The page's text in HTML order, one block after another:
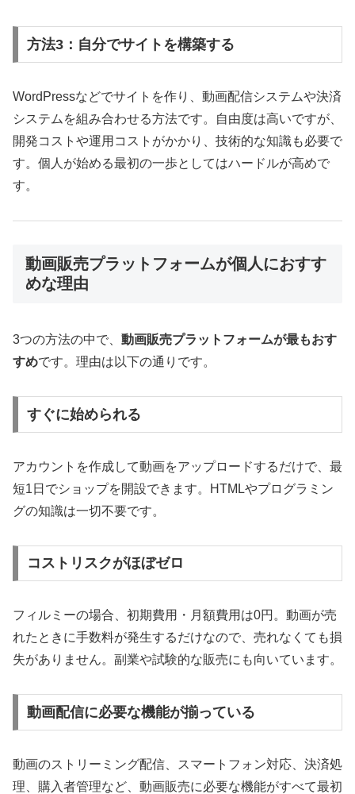
方法3：自分でサイトを構築する
WordPressなどでサイトを作り、動画配信システムや決済
システムを組み合わせる方法です。自由度は高いですが、
開発コストや運用コストがかかり、技術的な知識も必要で
す。個人が始める最初の一歩としてはハードルが高めで
す。
動画販売プラットフォームが個人におすす
めな理由
3つの方法の中で、 動画販売プラットフォームが最もおす
すめです。理由は以下の通りです。
すぐに始められる
アカウントを作成して動画をアップロードするだけで、最
短1日でショップを開設できます。HTMLやプログラミン
グの知識は一切不要です。
コストリスクがほぼゼロ
フィルミーの場合、初期費用・月額費用は0円。動画が売
れたときに手数料が発生するだけなので、売れなくても損
失がありません。副業や試験的な販売にも向いています。
動画配信に必要な機能が揃っている
動画のストリーミング配信、スマートフォン対応、決済処
理、購入者管理など、動画販売に必要な機能がすべて最初